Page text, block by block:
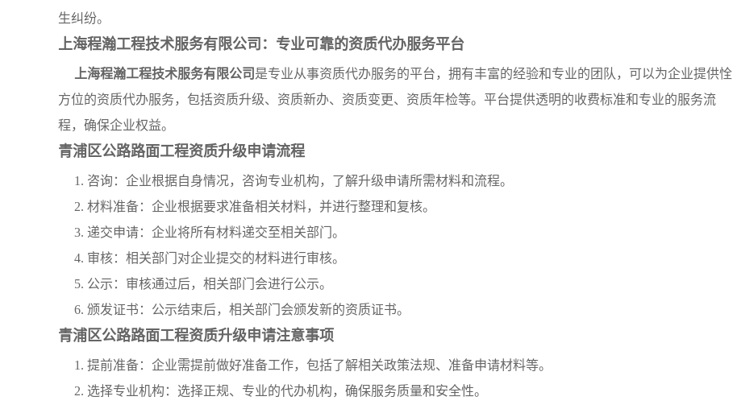
生纠纷。
上海程瀚工程技术服务有限公司：专业可靠的资质代办服务平台
上海程瀚工程技术服务有限公司 是专业从事资质代办服务的平台，拥有丰富的经验和专业的团队，可以为企业提供恮
方位的资质代办服务，包括资质升级、资质新办、资质变更、资质年检等。平台提供透明的收费标准和专业的服务流
程，确保企业权益。
青浦区公路路面工程资质升级申请流程
1. 咨询：企业根据自身情况，咨询专业机构，了解升级申请所需材料和流程。
2. 材料准备：企业根据要求准备相关材料，并进行整理和复核。
3. 递交申请：企业将所有材料递交至相关部门。
4. 审核：相关部门对企业提交的材料进行审核。
5. 公示：审核通过后，相关部门会进行公示。
6. 颁发证书：公示结束后，相关部门会颁发新的资质证书。
青浦区公路路面工程资质升级申请注意事项
1. 提前准备：企业需提前做好准备工作，包括了解相关政策法规、准备申请材料等。
2. 选择专业机构：选择正规、专业的代办机构，确保服务质量和安全性。